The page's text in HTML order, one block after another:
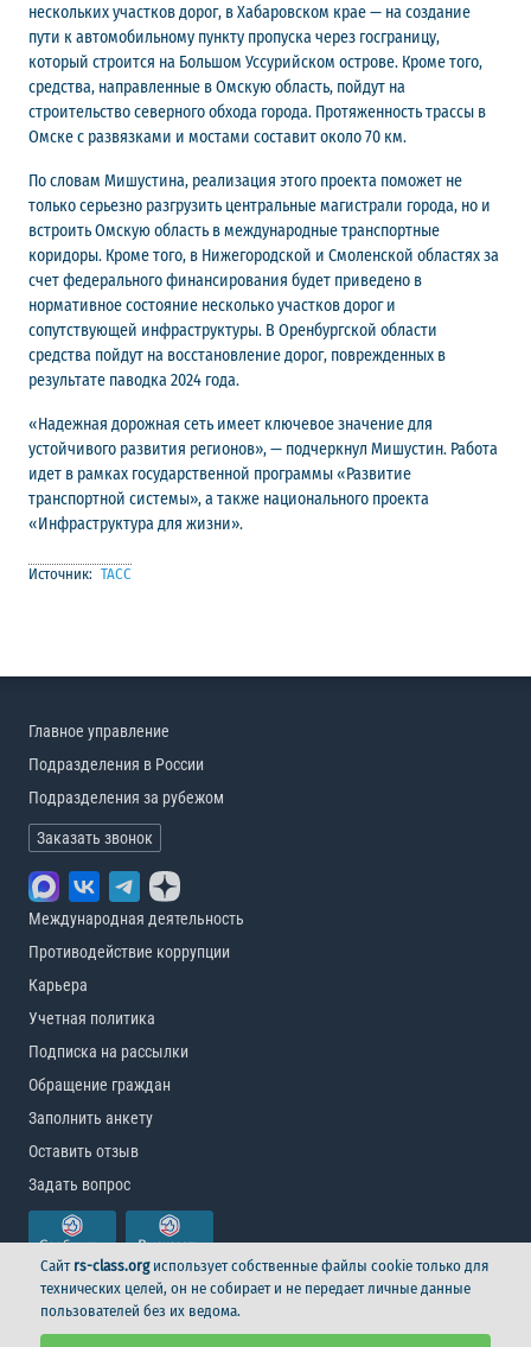
нескольких участков дорог, в Хабаровском крае — на создание
пути к автомобильному пункту пропуска через госграницу,
который строится на Большом Уссурийском острове. Кроме того,
средства, направленные в Омскую область, пойдут на
строительство северного обхода города. Протяженность трассы в
Омске с развязками и мостами составит около 70 км.
По словам Мишустина, реализация этого проекта поможет не
только серьезно разгрузить центральные магистрали города, но и
встроить Омскую область в международные транспортные
коридоры. Кроме того, в Нижегородской и Смоленской областях за
счет федерального финансирования будет приведено в
нормативное состояние несколько участков дорог и
сопутствующей инфраструктуры. В Оренбургской области
средства пойдут на восстановление дорог, поврежденных в
результате паводка 2024 года.
«Надежная дорожная сеть имеет ключевое значение для
устойчивого развития регионов», — подчеркнул Мишустин. Работа
идет в рамках государственной программы «Развитие
транспортной системы», а также национального проекта
«Инфраструктура для жизни».
Источник: ТАСС
Главное управление
Подразделения в России
Подразделения за рубежом
Заказать звонок
Международная деятельность
Противодействие коррупции
Карьера
Учетная политика
Подписка на рассылки
Обращение граждан
Заполнить анкету
Оставить отзыв
Задать вопрос
© Российский морской регистр судоходства, 2026
Сайт rs-class.orgиспользует собственные файлы cookie только для
технических целей, он не собирает и не передает личные данные
пользователей без их ведома.